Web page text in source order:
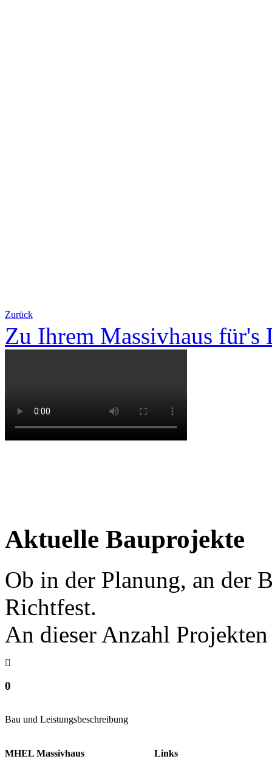
Zurück
Zu Ihrem Massivhaus für's
Aktuelle Bauprojekte
Ob in der Planung, an der
Richtfest.
An dieser Anzahl
0
Bau und Leistungsbeschreibung
MHEL Massivhaus Links